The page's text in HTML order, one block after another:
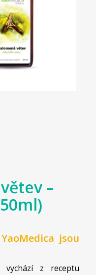
–
jsou
vychází z receptu